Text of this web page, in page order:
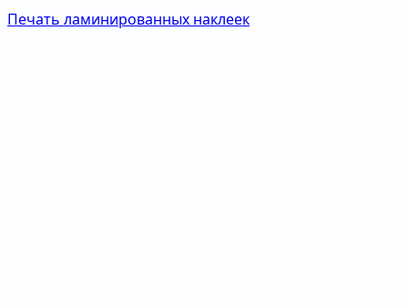
Печать ламинированных наклеек